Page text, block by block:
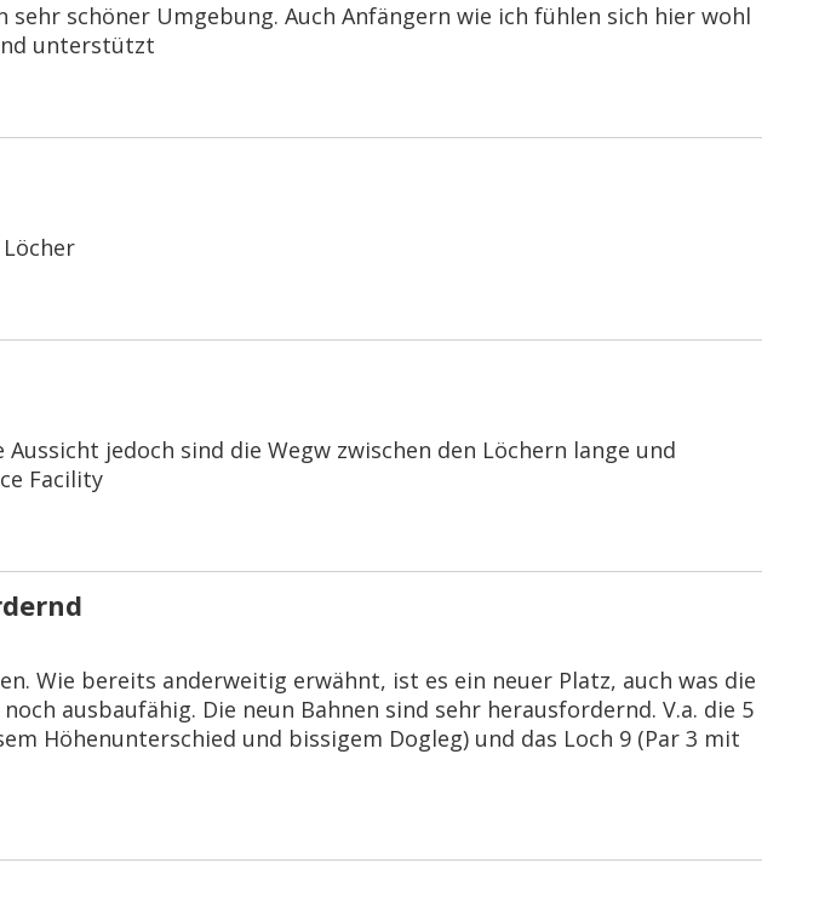
sehr schöner Umgebung. Auch Anfängern wie ich fühlen sich hier wohl
unterstützt
jedoch sind die Wegw zwischen den Löchern lange und
Facility
Wie bereits anderweitig erwähnt, ist es ein neuer Platz, auch was die
ausbaufähig. Die neun Bahnen sind sehr herausfordernd. V.a. die 5
Höhenunterschied und bissigem Dogleg) und das Loch 9 (Par 3 mit